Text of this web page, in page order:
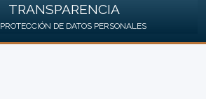
TRANSPARENCIA
PROTECCIÓN DE DATOS PERSONALES